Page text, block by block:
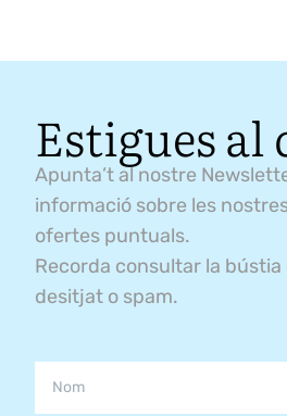
Estigues al
Apunta’t al nostre
informació sobre les
ofertes puntuals.
Recorda consultar la
desitjat o spam.